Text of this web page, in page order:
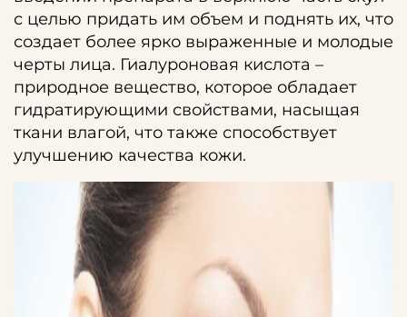
с целью придать им объем и поднять их, что
создает более ярко выраженные и молодые
черты лица. Гиалуроновая кислота –
природное вещество, которое обладает
гидратирующими свойствами, насыщая
ткани влагой, что также способствует
улучшению качества кожи.